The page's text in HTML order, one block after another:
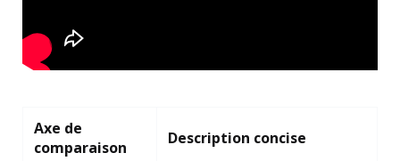
Axe de
comparaison
Description concise